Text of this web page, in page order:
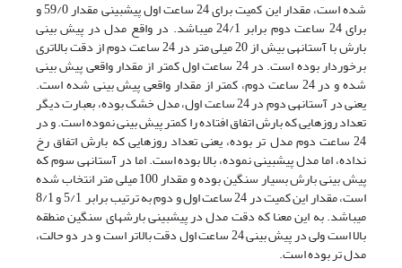
شده است، مقدار این کمیت برای 24 ساعت اول پیش­بینی مقدار 59/0 و
برای 24 ساعت دوم برابر 24/1 می­باشد. در واقع مدل در پیش بینی
بارش با آستانه­ی بیش از 20 میلی متر در 24 ساعت دوم از دقت بالاتری
برخوردار بوده است. در 24 ساعت اول کمتر از مقدار واقعی پیش بینی
شده و در 24 ساعت دوم، کمتر از مقدار واقعی پیش بینی شده است.
یعنی در آستانه­ی دوم در 24 ساعت اول، مدل خشک بوده، بعبارت دیگر
تعداد روزهایی که بارش اتفاق افتاده را کمتر پیش بینی نموده است. و در
24 ساعت دوم مدل تر بوده، یعنی تعداد روزهایی که بارش اتفاق رخ
نداده، اما مدل پیش­بینی نموده، بالا بوده است. اما در آستانه­ی سوم که
پیش بینی بارش بسیار سنگین بوده و مقدار 100 میلی متر انتخاب شده
است، مقدار این کمیت در 24 ساعت اول و دوم به ترتیب برابر 5/1 و 8/1
می­باشد. به این معنا که دقت مدل در پیش­بینی بارش­های سنگین منطقه
بالا است ولی در پیش بینی 24 ساعت اول دقت بالاتر است و در دو حالت،
مدل تر بوده است.